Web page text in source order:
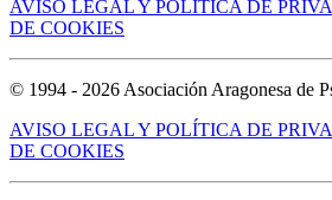
AVISO LEGAL Y POLÍTICA DE
DE COOKIES
© 1994 - 2026 Asociación Aragonesa de
AVISO LEGAL Y POLÍTICA DE
DE COOKIES